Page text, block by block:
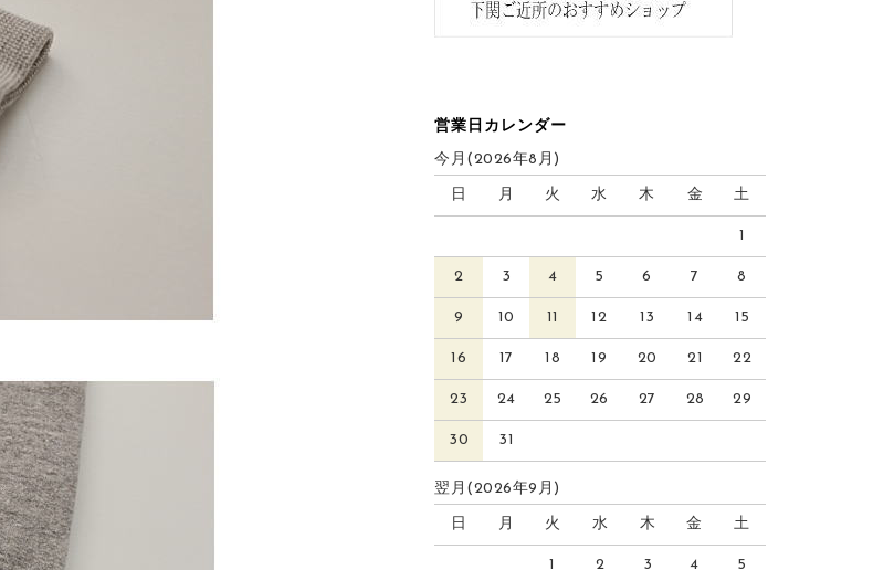
営業日カレンダー
今月(2026年8月)
日 月 火 水 木 金 土
1
2 3 4 5 6 7 8
9 10 11 12 13 14 15
16 17 18 19 20 21 22
23 24 25 26 27 28 29
30 31
翌月(2026年9月)
日 月 火 水 木 金 土
1 2 3 4 5